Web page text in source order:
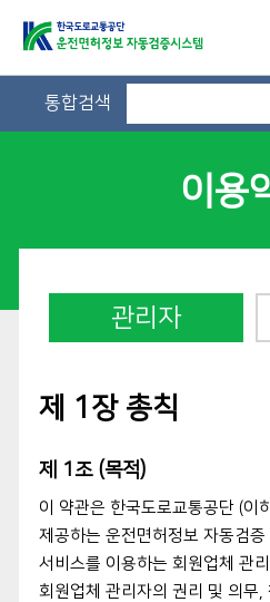
통합검색
이용
관리자
제 1장 총칙
제 1조 (목적)
이 약관은 한국도로교통공단 (이
제공하는 운전면허정보 자동검
서비스를 이용하는 회원업체 관
회원업체 관리자의 권리 및 의무,